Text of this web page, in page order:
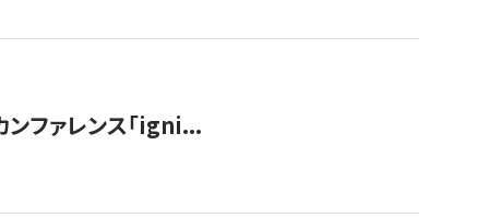
ファレンス「igni...